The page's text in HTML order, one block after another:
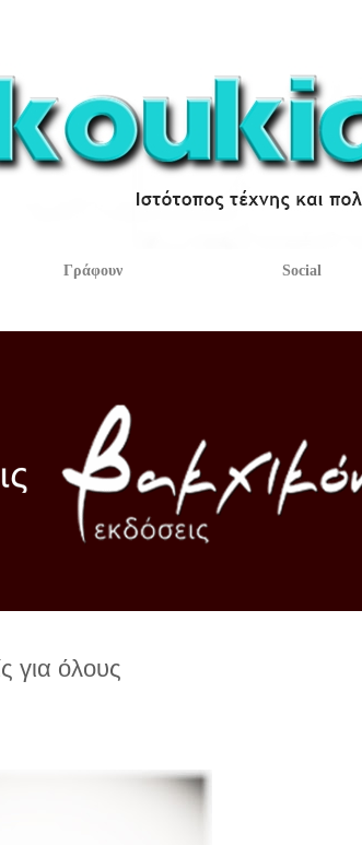
Γράφουν Social
για όλους